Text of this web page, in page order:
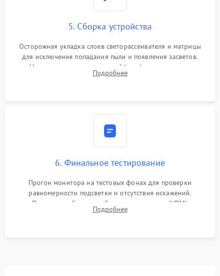
5. Сборка устройства
Осторожная укладка слоев светорассеивателя и матрицы
для исключения попадания пыли и появления засветов.
Надежное подключение шлейфов, фиксация плат и
аккуратное защелкивание пластикового корпуса монитора.
Подробнее
6. Финальное тестирование
Прогон монитора на тестовых фонах для проверки
равномерности подсветки и отсутствия искажений.
Проверка работоспособности всех портов (HDMI,
DisplayPort, VGA) и кнопок управления под нагрузкой в
Подробнее